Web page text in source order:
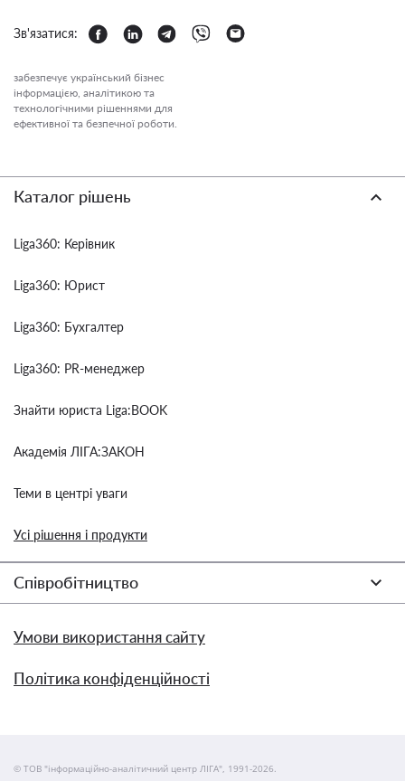
Зв'язатися:
забезпечує український бізнес
інформацією, аналітикою та
технологічними рішеннями для
ефективної та безпечної роботи.
Каталог рішень
Liga360: Керівник
Liga360: Юрист
Liga360: Бухгалтер
Liga360: PR-менеджер
Знайти юриста Liga:BOOK
Академія ЛІГА:ЗАКОН
Теми в центрі уваги
Усі рішення і продукти
Співробітництво
Умови використання сайту
Політика конфіденційності
© ТОВ "інформаційно-аналітичний центр ЛІГА", 1991-2026.